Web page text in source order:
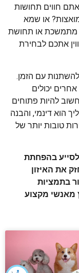
חווים תחושות
או שמא
מתמשכת או תחושת
אתכם לבחירת
עם הזמן.
יכולים
להיות פתוחים
הוא דינמי, והבנה
טובות יותר של
לסייע בהפחתת
את האיזון
בתמציות
מאנשי מקצוע